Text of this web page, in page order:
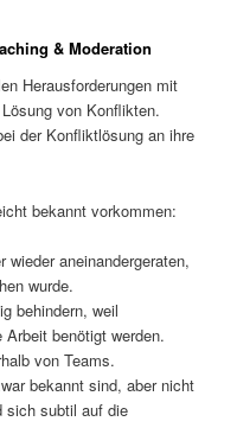
& Moderation
Herausforderungen mit
von Konflikten.
der Konfliktlösung an ihre
bekannt vorkommen:
aneinandergeraten,
wurde.
behindern, weil
benötigt werden.
von Teams.
bekannt sind, aber nicht
sich subtil auf die